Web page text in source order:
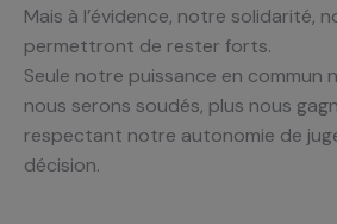
Mais à l’évidence, notre solidarité,
permettront de rester forts.
Seule notre puissance en commun
nous serons soudés, plus nous
respectant notre autonomie de
décision.